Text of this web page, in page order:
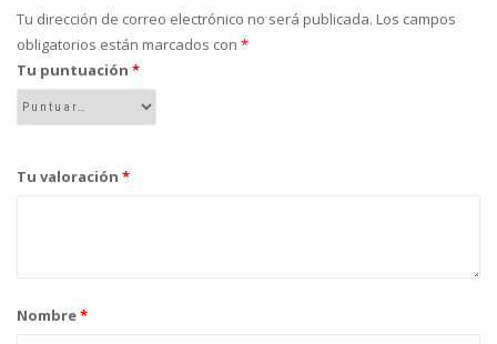
Tu dirección de correo electrónico no será publicada. Los campos
obligatorios están marcados con *
Tu puntuación *
Tu valoración *
Nombre*